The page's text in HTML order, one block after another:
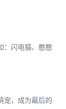
：闪电猫、憨憨
宠，成为最后的